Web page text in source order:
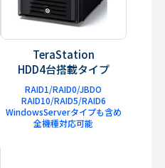
TeraStation
HDD4台搭載タイプ
RAID1/RAID0/JBDO
RAID10/RAID5/RAID6
WindowsServerタイプも含め
全機種対応可能